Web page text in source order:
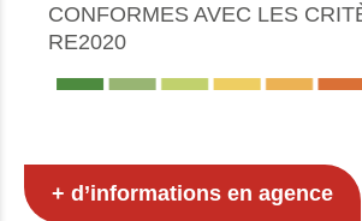
CONFORMES AVEC LES
RE2020
+ d’informations en agence